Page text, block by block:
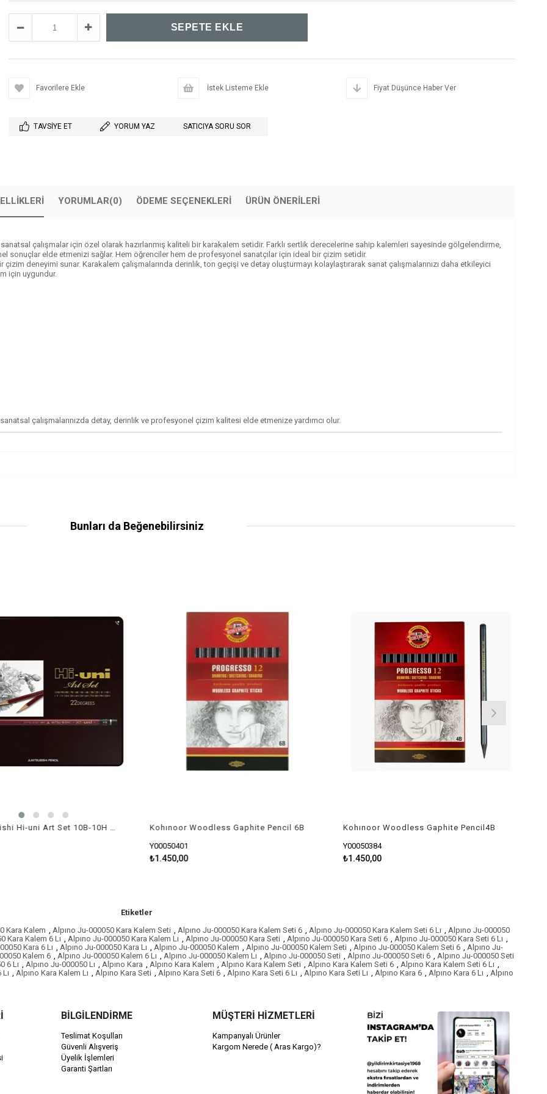
Favorilere Ekle İstek Listeme Ekle Fiyat Düşünce Haber Ver
TAVSIYE ET YORUM YAZ SATICIYA SORU SOR
YORUMLAR(0) ÖDEME SEÇENEKLERI ÜRÜN ÖNERILERI
çalışmalar için özel olarak hazırlanmış kaliteli bir karakalem setidir. Farklı sertlik derecelerine sahip kalemleri sayesinde gölgelendirme,
sonuçlar elde etmenizi sağlar. Hem öğrenciler hem de profesyonel sanatçılar için ideal bir çizim setidir.
çizim deneyimi sunar. Karakalem çalışmalarında derinlik, ton geçişi ve detay oluşturmayı kolaylaştırarak sanat çalışmalarınızı daha etkileyici
için uygundur.
çalışmalarınızda detay, derinlik ve profesyonel çizim kalitesi elde etmenize yardımcı olur.
Bunları da Beğenebilirsiniz
Uni Mitsubishi Hi-uni Art Set 10B-10H Dereceli Kalem Seti
Kohınoor Woodless Gaphite Pencil 6B
Y00050401
₺1.450,00
Kohınoor Woodless Gaphite Pencil4B
Y00050384
₺1.450,00
Etiketler
Kara Kalem , Alpıno Ju-000050 Kara Kalem Seti , Alpıno Ju-000050 Kara Kalem Seti 6 , Alpıno Ju-000050 Kara Kalem Seti 6 Lı , Alpıno Ju-000050
Kara Kalem 6 Lı , Alpıno Ju-000050 Kara Kalem Lı , Alpıno Ju-000050 Kara Seti , Alpıno Ju-000050 Kara Seti 6 , Alpıno Ju-000050 Kara Seti 6 Lı ,
Kara 6 Lı , Alpıno Ju-000050 Kara Lı , Alpıno Ju-000050 Kalem , Alpıno Ju-000050 Kalem Seti , Alpıno Ju-000050 Kalem Seti 6 , Alpıno Ju-
Kalem 6 , Alpıno Ju-000050 Kalem 6 Lı , Alpıno Ju-000050 Kalem Lı , Alpıno Ju-000050 Seti , Alpıno Ju-000050 Seti 6 , Alpıno Ju-000050 Seti
6 Lı , Alpıno Ju-000050 Lı , Alpıno Kara , Alpıno Kara Kalem , Alpıno Kara Kalem Seti , Alpıno Kara Kalem Seti 6 , Alpıno Kara Kalem Seti 6 Lı ,
, Alpıno Kara Kalem Lı , Alpıno Kara Seti , Alpıno Kara Seti 6 , Alpıno Kara Seti 6 Lı , Alpıno Kara Seti Lı , Alpıno Kara 6 , Alpıno Kara 6 Lı , Alpıno
BİLGİLENDİRME
Teslimat Koşulları
Güvenli Alışveriş
Üyelik İşlemleri
Garanti Şartları
MÜŞTERİ HİZMETLERİ
Kampanyalı Ürünler
Kargom Nerede ( Aras Kargo)?